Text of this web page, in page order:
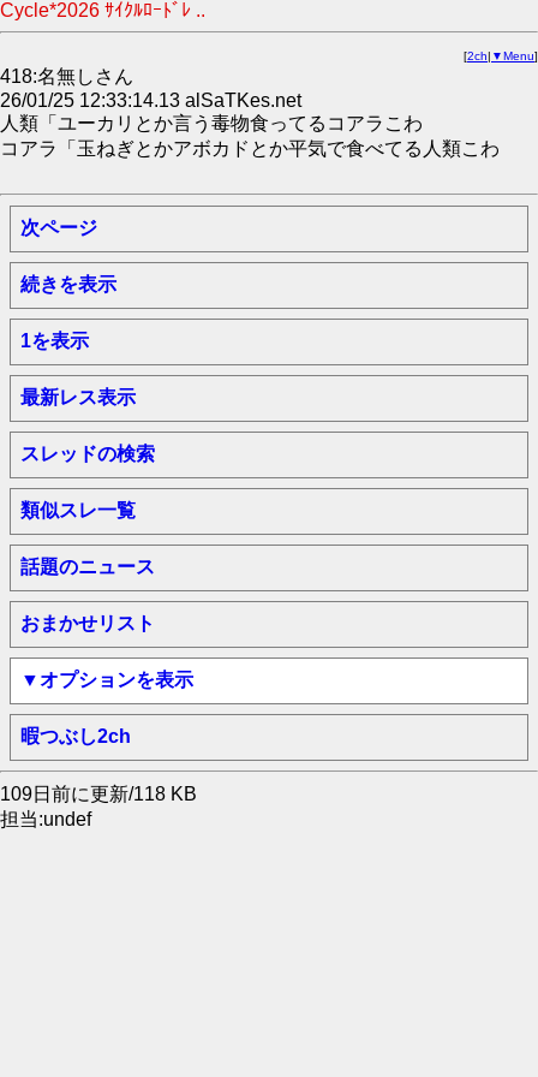
Cycle*2026 ｻｲｸﾙﾛｰﾄﾞﾚ ..
[2ch| ▼Menu]
418:名無しさん
26/01/25 12:33:14.13 alSaTKes.net
人類「ユーカリとか言う毒物食ってるコアラこわ
コアラ「玉ねぎとかアボカドとか平気で食べてる人類こわ
次ページ
続きを表示
1を表示
最新レス表示
スレッドの検索
類似スレ一覧
話題のニュース
おまかせリスト
▼オプションを表示
暇つぶし2ch
109日前に更新/118 KB
担当:undef